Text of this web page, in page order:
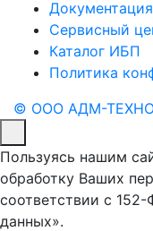
Документация
Сервисный
Каталог ИБП
Политика
© ООО АДМ-
Пользуясь нашим
обработку Ваших
соответствии с
данных».